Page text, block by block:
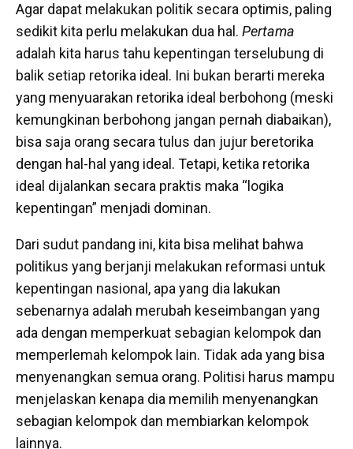
Agar dapat melakukan politik secara optimis, paling
sedikit kita perlu melakukan dua hal. Pertama
adalah kita harus tahu kepentingan terselubung di
balik setiap retorika ideal. Ini bukan berarti mereka
yang menyuarakan retorika ideal berbohong (meski
kemungkinan berbohong jangan pernah diabaikan),
bisa saja orang secara tulus dan jujur beretorika
dengan hal-hal yang ideal. Tetapi, ketika retorika
ideal dijalankan secara praktis maka “logika
kepentingan” menjadi dominan.
Dari sudut pandang ini, kita bisa melihat bahwa
politikus yang berjanji melakukan reformasi untuk
kepentingan nasional, apa yang dia lakukan
sebenarnya adalah merubah keseimbangan yang
ada dengan memperkuat sebagian kelompok dan
memperlemah kelompok lain. Tidak ada yang bisa
menyenangkan semua orang. Politisi harus mampu
menjelaskan kenapa dia memilih menyenangkan
sebagian kelompok dan membiarkan kelompok
lainnya.